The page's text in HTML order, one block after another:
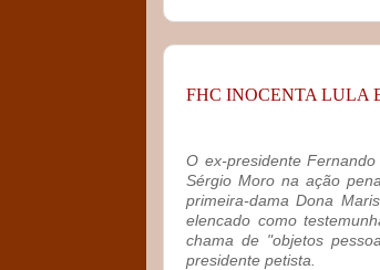
FHC INOCENTA LULA
O ex-presidente
Sérgio Moro na ação
primeira-dama Dona
elencado como
chama de "objetos
presidente petista.